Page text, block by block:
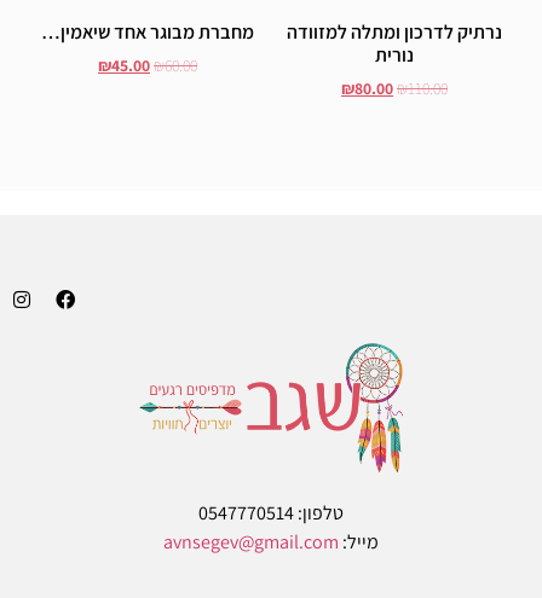
נרתיק לדרכון ומתלה למזוודה
נורית
₪110.00
₪80.00
מחברת מבוגר אחד שיאמין…
₪60.00
₪45.00
טלפון: 0547770514
מייל: avnsegev@gmail.com